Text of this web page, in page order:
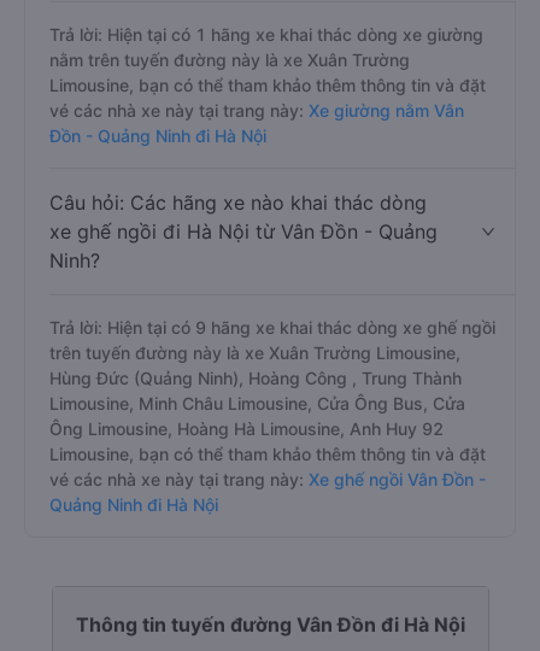
Trả lời: Hiện tại có 1 hãng xe khai thác dòng xe giường
nằm trên tuyến đường này là xe Xuân Trường
Limousine, bạn có thể tham khảo thêm thông tin và đặt
vé các nhà xe này tại trang này: Xe giường nằm Vân
Đồn - Quảng Ninh đi Hà Nội
Câu hỏi: Các hãng xe nào khai thác dòng
xe ghế ngồi đi Hà Nội từ Vân Đồn - Quảng
Ninh?
Trả lời: Hiện tại có 9 hãng xe khai thác dòng xe ghế ngồi
trên tuyến đường này là xe Xuân Trường Limousine,
Hùng Đức (Quảng Ninh), Hoàng Công , Trung Thành
Limousine, Minh Châu Limousine, Cửa Ông Bus, Cửa
Ông Limousine, Hoàng Hà Limousine, Anh Huy 92
Limousine, bạn có thể tham khảo thêm thông tin và đặt
vé các nhà xe này tại trang này: Xe ghế ngồi Vân Đồn -
Quảng Ninh đi Hà Nội
Thông tin tuyến đường Vân Đồn đi Hà Nội